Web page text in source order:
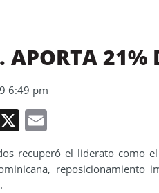
APORTA 21%
6:49 pm
X
recuperó el liderato como
reposicionamiento